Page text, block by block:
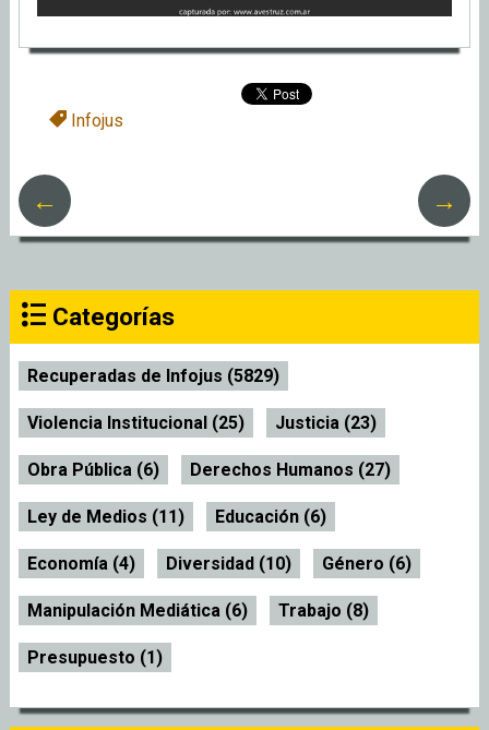
Infojus
→
←
Categorías
Recuperadas de Infojus (5829)
Violencia Institucional (25) Justicia (23)
Obra Pública (6) Derechos Humanos (27)
Ley de Medios (11) Educación (6)
Economía (4) Diversidad (10) Género (6)
Manipulación Mediática (6) Trabajo (8)
Presupuesto (1)